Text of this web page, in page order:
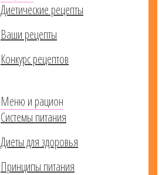
Диетические рецепты
Ваши рецепты
Конкурс рецептов
Меню и рацион
Системы питания
Диеты для здоровья
Принципы питания